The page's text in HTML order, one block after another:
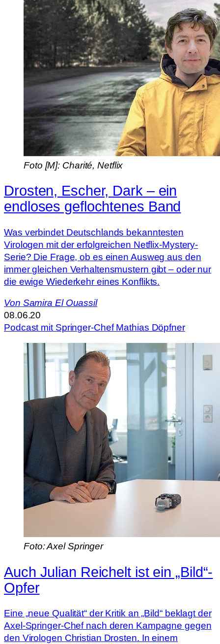
Foto [M]: Charité, Netflix
Drosten, Escher, Dark – ein
endloses geflochtenes Band
Was verbindet Deutschlands bekanntesten
Virologen mit der erfolgreichen Netflix-Mystery-
Serie? Die Frage, ob es einen Ausweg aus den
immer gleichen Verhaltensmustern gibt – oder nur
die ewige Wiederkehr eines Konflikts.
Von Samira El Ouassil
08.06.20
Podcast mit Springer-Chef Mathias Döpfner
Foto: Axel Springer
Auch Julian Reichelt ist ein „Bild“-
Opfer
Eine „neue Qualität“ der Kritik an „Bild“ beklagt der
Axel-Springer-Chef nach deren Kampagne gegen
den Virologen Christian Drosten. In einem